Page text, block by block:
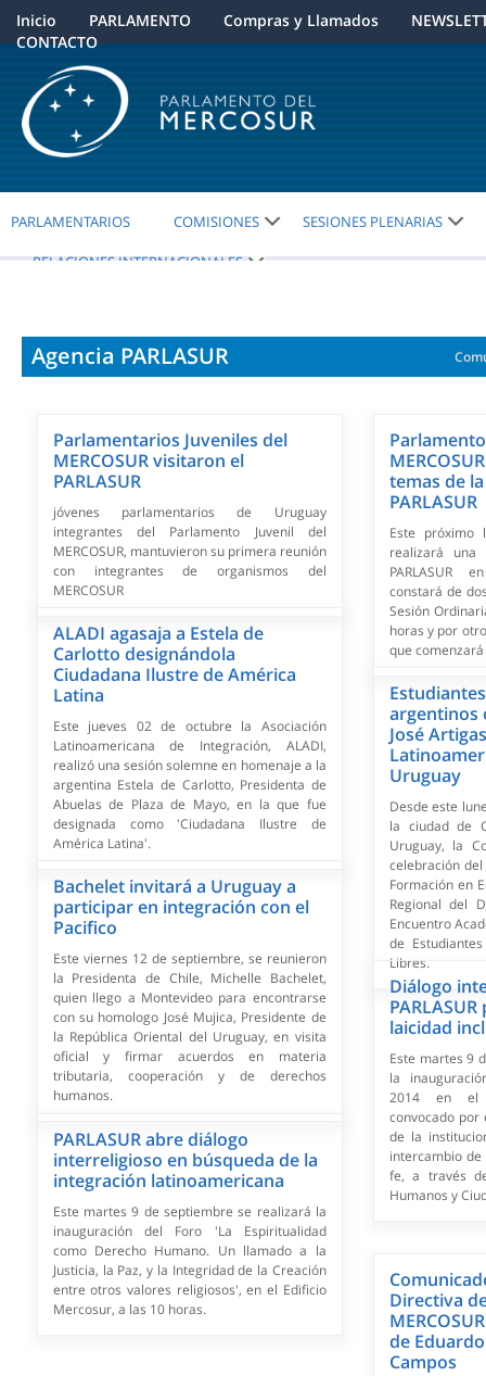
Inicio PARLAMENTO Compras y Llamados
CONTACTO
PARLAMENTARIOS COMISIONES SESIONES PLENARIAS
RELACIONES INTERNACIONALES
Agencia PARLASUR
Parlamentarios Juveniles del
MERCOSUR visitaron el
PARLASUR
jóvenes parlamentarios de Uruguay
integrantes del Parlamento Juvenil del
MERCOSUR, mantuvieron su primera reunión
con integrantes de organismos del
MERCOSUR
temas de
PARLASUR
Este próximo
realizará una
PARLASUR
constará de
Sesión
horas y por
que
ALADI agasaja a Estela de
Carlotto designándola
Ciudadana Ilustre de América
Latina
Este jueves 02 de octubre la Asociación
Latinoamericana de Integración, ALADI,
realizó una sesión solemne en homenaje a la
argentina Estela de Carlotto, Presidenta de
Abuelas de Plaza de Mayo, en la que fue
designada como 'Ciudadana Ilustre de
América Latina'.
argentinos
José
Uruguay
Desde este
la ciudad de
Uruguay, la
celebración
Formación en
Regional del
Encuentro
de
Libres.
Bachelet invitará a Uruguay a
participar en integración con el
Pacifico
Este viernes 12 de septiembre, se reunieron
la Presidenta de Chile, Michelle Bachelet,
quien llego a Montevideo para encontrarse
con su homologo José Mujica, Presidente de
la República Oriental del Uruguay, en visita
oficial y firmar acuerdos en materia
tributaria, cooperación y de derechos
humanos.
Diálogo
laicidad
Este martes 9
la
2014 en el
convocado por
de la
intercambio
fe, a través
Humanos y
PARLASUR abre diálogo
interreligioso en búsqueda de la
integración latinoamericana
Este martes 9 de septiembre se realizará la
inauguración del Foro 'La Espiritualidad
como Derecho Humano. Un llamado a la
Justicia, la Paz, y la Integridad de la Creación
entre otros valores religiosos', en el Edificio
Mercosur, a las 10 horas.
Directiva
de
Campos